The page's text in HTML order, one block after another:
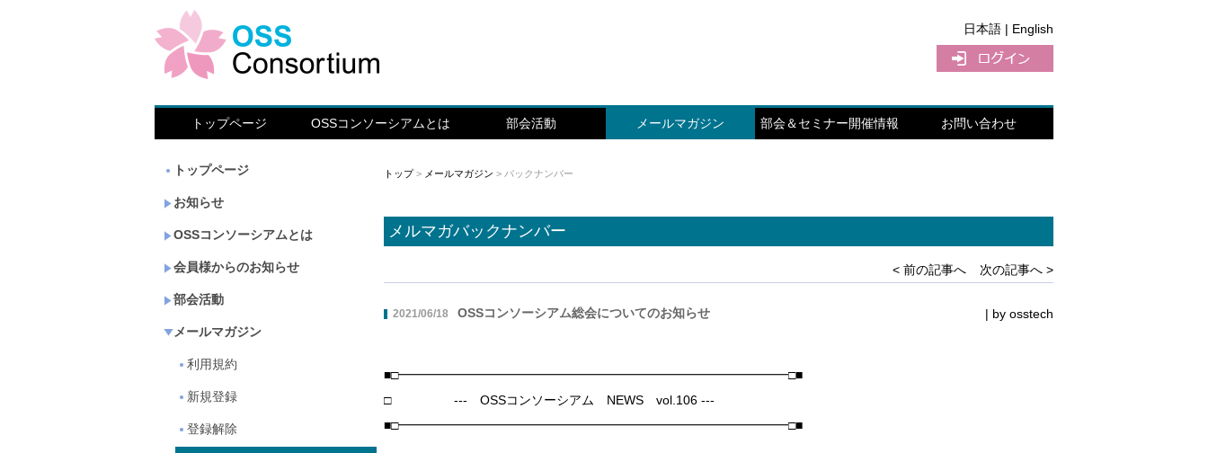
日本語 | English
トップページ OSSコンソーシアムとは 部会活動 メールマガジン 部会＆セミナー開催情報 お問い合わせ
トップページ
お知らせ
OSSコンソーシアムとは
会員様からのお知らせ
部会活動
メールマガジン
利用規約
新規登録
登録解除
トップ> メールマガジン > バックナンバー
メルマガバックナンバー
< 前の記事へ 次の記事へ >
2021/06/18 OSSコンソーシアム総会についてのお知らせ | by osstech
■□━━━━━━━━━━━━━━━━━━━━━━━━━━━━━━━□■
□ --- OSSコンソーシアム NEWS vol.106 ---
■□━━━━━━━━━━━━━━━━━━━━━━━━━━━━━━━□■